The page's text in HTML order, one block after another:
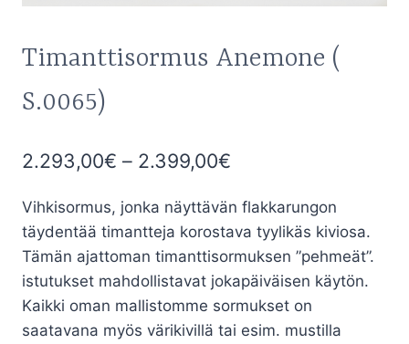
Timanttisormus Anemone (
S.0065)
2.293,00€ – 2.399,00€
2.399,00€
Vihkisormus, jonka näyttävän flakkarungon
täydentää timantteja korostava tyylikäs kiviosa.
Tämän ajattoman timanttisormuksen ”pehmeät”.
istutukset mahdollistavat jokapäiväisen käytön.
Kaikki oman mallistomme sormukset on
saatavana myös värikivillä tai esim. mustilla